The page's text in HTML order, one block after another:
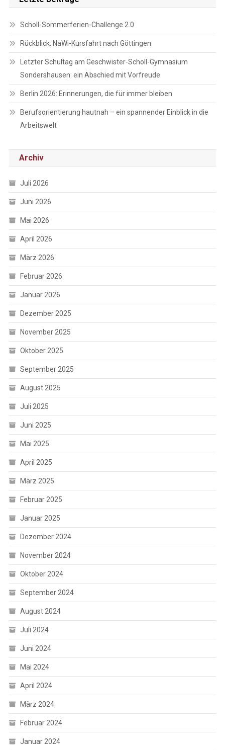
Scholl-Sommerferien-Challenge 2.0
Rückblick: NaWi-Kursfahrt nach Göttingen
Letzter Schultag am Geschwister-Scholl-Gymnasium
Sondershausen: ein Abschied mit Vorfreude
Berlin 2026: Erinnerungen, die für immer bleiben
Berufsorientierung hautnah – ein spannender Einblick in die
Arbeitswelt
Archiv
Juli 2026
Juni 2026
Mai 2026
April 2026
März 2026
Februar 2026
Januar 2026
Dezember 2025
November 2025
Oktober 2025
September 2025
August 2025
Juli 2025
Juni 2025
Mai 2025
April 2025
März 2025
Februar 2025
Januar 2025
Dezember 2024
November 2024
Oktober 2024
September 2024
August 2024
Juli 2024
Juni 2024
Mai 2024
April 2024
März 2024
Februar 2024
Januar 2024